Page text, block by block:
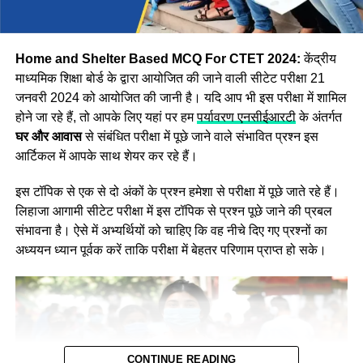
Step:3 अब आपको एप्लीकेशन नंबर और जन्म की तारीख दर्ज करके
लॉगिन करना होगा इसके बाद Asnswer Key स्क्रीन पर प्रदर्शित हो
जाएगी।
Home and Shelter Based MCQ For CTET 2024: केंद्रीय
माध्यमिक शिक्षा बोर्ड के द्वारा आयोजित की जाने वाली सीटेट परीक्षा 21
जनवरी 2024 को आयोजित की जानी है। यदि आप भी इस परीक्षा में शामिल
होने जा रहे हैं, तो आपके लिए यहां पर हमपर्यावरण एनसीईआरटीके अंतर्गत
घर और आवाससे संबंधित परीक्षा में पूछे जाने वाले संभावित प्रश्न इस
आर्टिकल में आपके साथ शेयर कर रहे हैं।
इस टॉपिक से एक से दो अंकों के प्रश्न हमेशा से परीक्षा में पूछे जाते रहे हैं।
लिहाजा आगामी सीटेट परीक्षा में इस टॉपिक से प्रश्न पूछे जाने की प्रबल
संभावना है। ऐसे में अभ्यर्थियों को चाहिए कि वह नीचे दिए गए प्रश्नों का
अध्ययन ध्यान पूर्वक करें ताकि परीक्षा में बेहतर परिणाम प्राप्त हो सके।
CONTINUE READING